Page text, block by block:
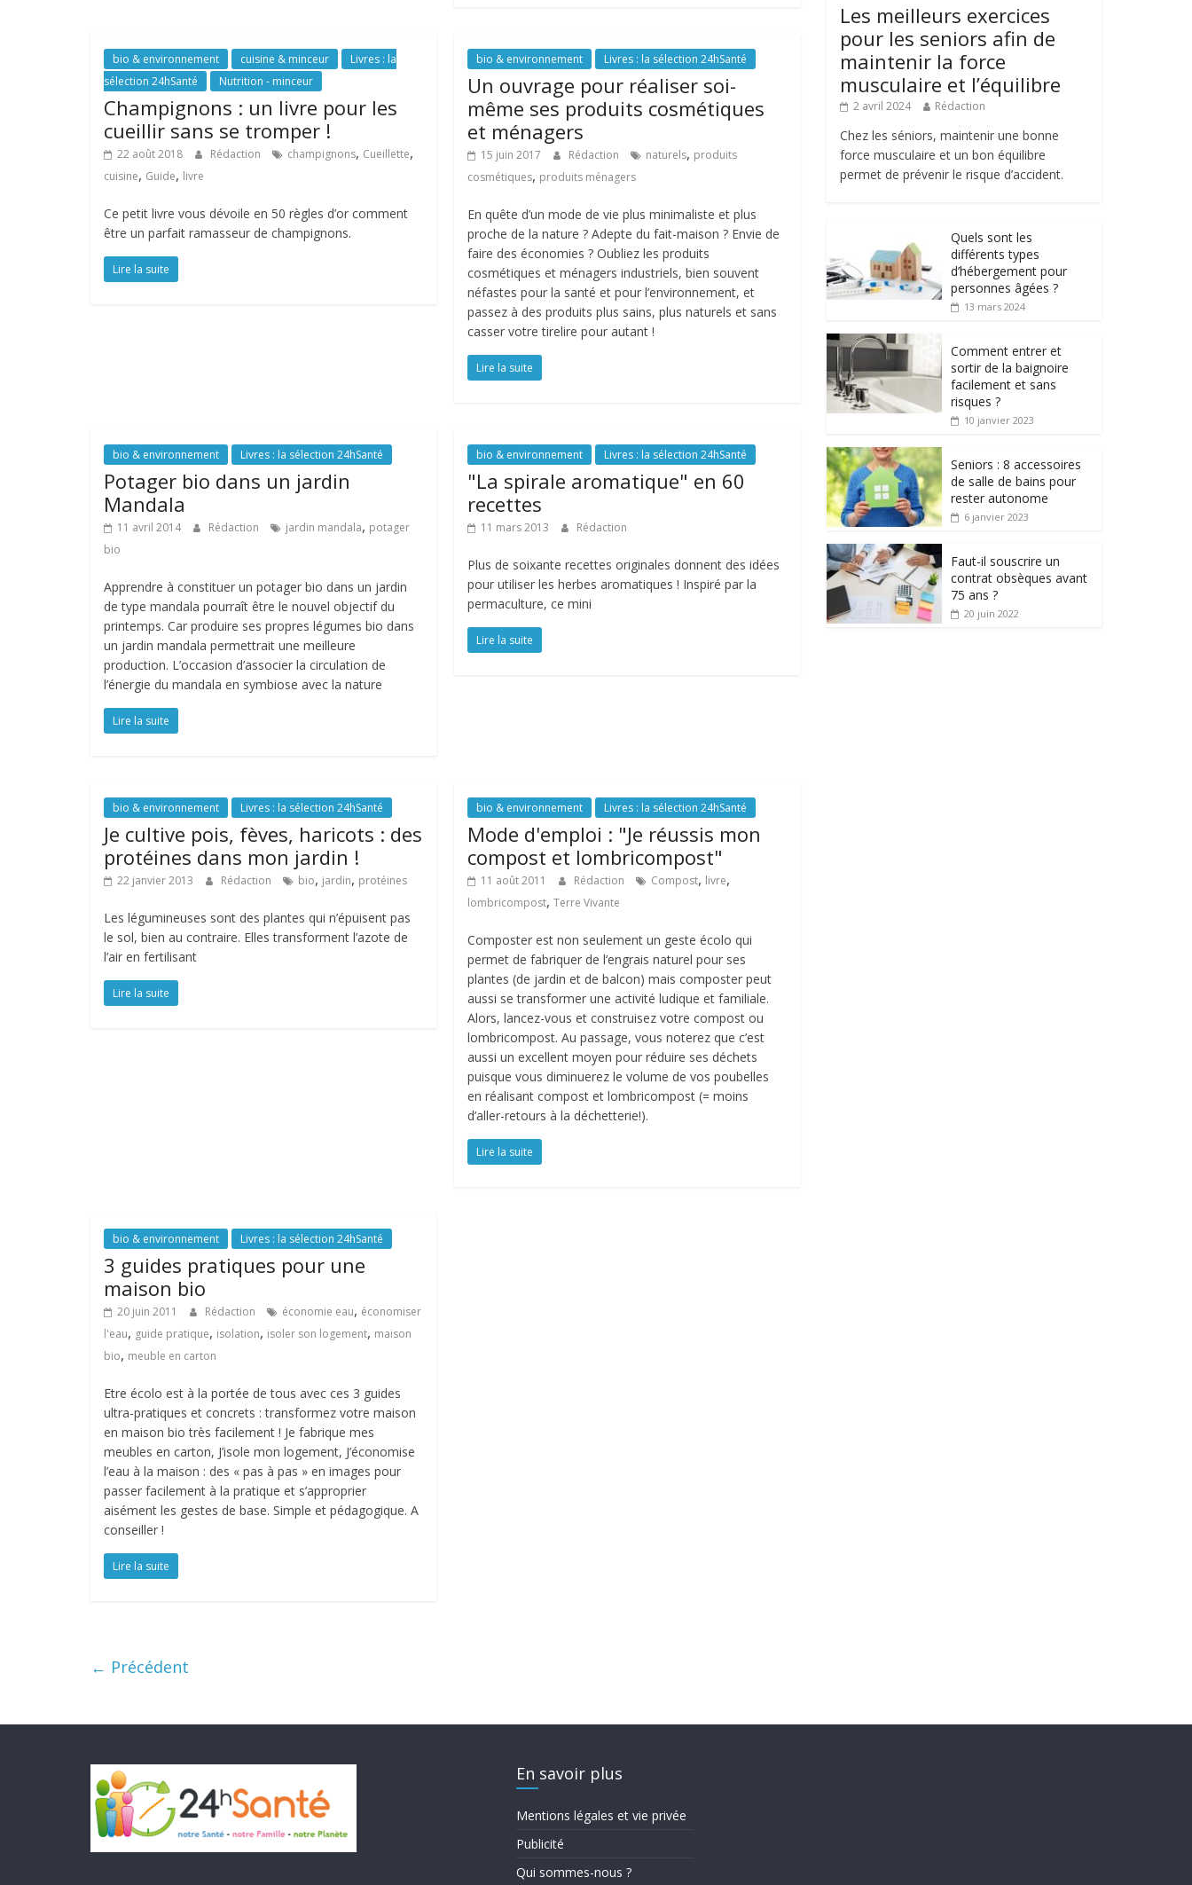
bio & environnement cuisine & minceur
Livres : la
sélection 24hSanté
Nutrition - minceur
Champignons : un livre pour les
cueillir sans se tromper !
22 août 2018 Rédaction champignons, Cueillette,
cuisine, Guide, livre
Ce petit livre vous dévoile en 50 règles d’or comment
être un parfait ramasseur de champignons.
Lire la suite
bio & environnement Livres : la sélection 24hSanté
Un ouvrage pour réaliser soi-
même ses produits cosmétiques
et ménagers
15 juin 2017 Rédaction naturels, produits
cosmétiques, produits ménagers
En quête d’un mode de vie plus minimaliste et plus
proche de la nature ? Adepte du fait-maison ? Envie de
faire des économies ? Oubliez les produits
cosmétiques et ménagers industriels, bien souvent
néfastes pour la santé et pour l’environnement, et
passez à des produits plus sains, plus naturels et sans
casser votre tirelire pour autant !
Lire la suite
bio & environnement Livres : la sélection 24hSanté
Potager bio dans un jardin
Mandala
11 avril 2014 Rédaction jardin mandala, potager
bio
Apprendre à constituer un potager bio dans un jardin
de type mandala pourraît être le nouvel objectif du
printemps. Car produire ses propres légumes bio dans
un jardin mandala permettrait une meilleure
production. L’occasion d’associer la circulation de
l’énergie du mandala en symbiose avec la nature
Lire la suite
bio & environnement Livres : la sélection 24hSanté
"La spirale aromatique" en 60
recettes
11 mars 2013 Rédaction
Plus de soixante recettes originales donnent des idées
pour utiliser les herbes aromatiques ! Inspiré par la
permaculture, ce mini
Lire la suite
bio & environnement Livres : la sélection 24hSanté
Je cultive pois, fèves, haricots : des
protéines dans mon jardin !
22 janvier 2013 Rédaction bio, jardin, protéines
Les légumineuses sont des plantes qui n’épuisent pas
le sol, bien au contraire. Elles transforment l’azote de
l’air en fertilisant
Lire la suite
bio & environnement Livres : la sélection 24hSanté
Mode d'emploi : "Je réussis mon
compost et lombricompost"
11 août 2011 Rédaction Compost, livre,
lombricompost,Terre Vivante
Composter est non seulement un geste écolo qui
permet de fabriquer de l’engrais naturel pour ses
plantes (de jardin et de balcon) mais composter peut
aussi se transformer une activité ludique et familiale.
Alors, lancez-vous et construisez votre compost ou
lombricompost. Au passage, vous noterez que c’est
aussi un excellent moyen pour réduire ses déchets
puisque vous diminuerez le volume de vos poubelles
en réalisant compost et lombricompost (= moins
d’aller-retours à la déchetterie!).
Lire la suite
bio & environnement Livres : la sélection 24hSanté
3 guides pratiques pour une
maison bio
20 juin 2011 Rédaction économie eau, économiser
l'eau, guide pratique, isolation, isoler son logement, maison
bio, meuble en carton
Etre écolo est à la portée de tous avec ces 3 guides
ultra-pratiques et concrets : transformez votre maison
en maison bio très facilement ! Je fabrique mes
meubles en carton, J’isole mon logement, J’économise
l’eau à la maison : des « pas à pas » en images pour
passer facilement à la pratique et s’approprier
aisément les gestes de base. Simple et pédagogique. A
conseiller !
Lire la suite
← Précédent
Les meilleurs exercices
pour les seniors afin de
maintenir la force
musculaire et l’équilibre
2 avril 2024 Rédaction
Chez les séniors, maintenir une bonne
force musculaire et un bon équilibre
permet de prévenir le risque d’accident.
Quels sont les
différents types
d’hébergement pour
personnes âgées ?
13 mars 2024
Comment entrer et
sortir de la baignoire
facilement et sans
risques ?
10 janvier 2023
Seniors : 8 accessoires
de salle de bains pour
rester autonome
6 janvier 2023
Faut-il souscrire un
contrat obsèques avant
75 ans ?
20 juin 2022
En savoir plus
Mentions légales et vie privée
Publicité
Qui sommes-nous ?